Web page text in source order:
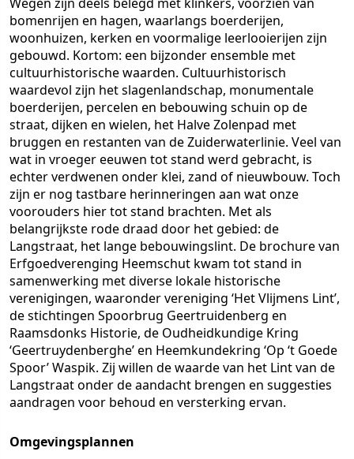
bomenrijen en hagen, waarlangs boerderijen,
woonhuizen, kerken en voormalige leerlooierijen zijn
gebouwd. Kortom: een bijzonder ensemble met
cultuurhistorische waarden. Cultuurhistorisch
waardevol zijn het slagenlandschap, monumentale
boerderijen, percelen en bebouwing schuin op de
straat, dijken en wielen, het Halve Zolenpad met
bruggen en restanten van de Zuiderwaterlinie. Veel van
wat in vroeger eeuwen tot stand werd gebracht, is
echter verdwenen onder klei, zand of nieuwbouw. Toch
zijn er nog tastbare herinneringen aan wat onze
voorouders hier tot stand brachten. Met als
belangrijkste rode draad door het gebied: de
Langstraat, het lange bebouwingslint. De brochure van
Erfgoedverenging Heemschut kwam tot stand in
samenwerking met diverse lokale historische
verenigingen, waaronder vereniging ‘Het Vlijmens Lint’,
de stichtingen Spoorbrug Geertruidenberg en
Raamsdonks Historie, de Oudheidkundige Kring
‘Geertruydenberghe’ en Heemkundekring ‘Op ‘t Goede
Spoor’ Waspik. Zij willen de waarde van het Lint van de
Langstraat onder de aandacht brengen en suggesties
aandragen voor behoud en versterking ervan.
Omgevingsplannen